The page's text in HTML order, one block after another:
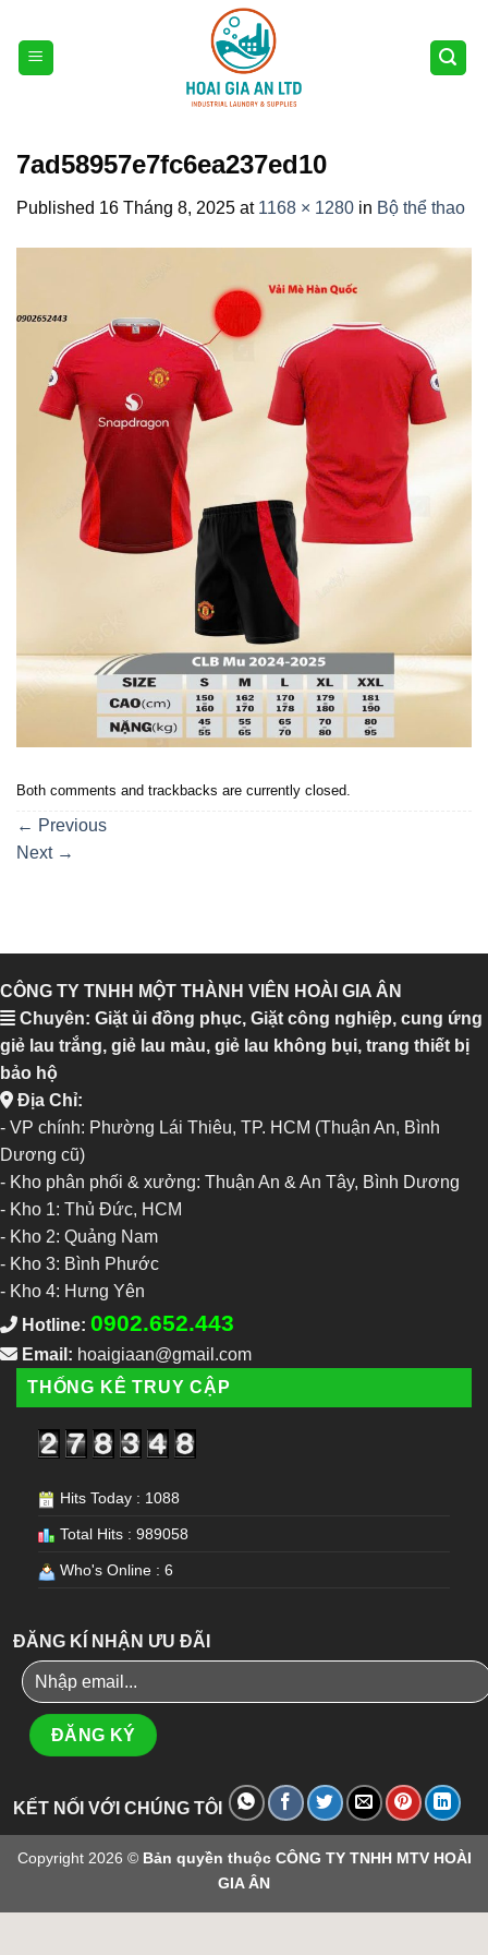
content
7ad58957e7fc6ea237ed10
Published 16 Tháng 8, 2025 at 1168 × 1280 in Bộ thể thao
Both comments and trackbacks are currently closed.
← Previous
Next →
CÔNG TY TNHH MỘT THÀNH VIÊN HOÀI GIA ÂN
Chuyên: Giặt ủi đồng phục, Giặt công nghiệp, cung ứng
giẻ lau trắng, giẻ lau màu, giẻ lau không bụi, trang thiết bị
bảo hộ
Địa Chỉ:
- VP chính: Phường Lái Thiêu, TP. HCM (Thuận An, Bình
Dương cũ)
- Kho phân phối & xưởng: Thuận An & An Tây, Bình Dương
- Kho 1: Thủ Đức, HCM
- Kho 2: Quảng Nam
- Kho 3: Bình Phước
- Kho 4: Hưng Yên
Hotline: 0902.652.443
Email: hoaigiaan@gmail.com
THỐNG KÊ TRUY CẬP
Hits Today : 1088
Total Hits : 989058
Who's Online : 6
ĐĂNG KÍ NHẬN ƯU ĐÃI
KẾT NỐI VỚI CHÚNG TÔI
Copyright 2026 © Bản quyền thuộc CÔNG TY TNHH MTV HOÀI
GIA ÂN